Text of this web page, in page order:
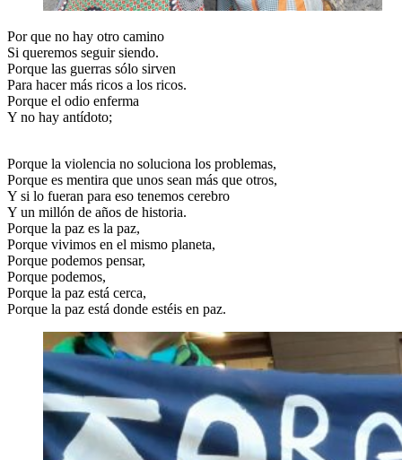
Por que no hay otro camino
Si queremos seguir siendo.
Porque las guerras sólo sirven
Para hacer más ricos a los ricos.
Porque el odio enferma
Y no hay antídoto;
Porque la violencia no soluciona los problemas,
Porque es mentira que unos sean más que otros,
Y si lo fueran para eso tenemos cerebro
Y un millón de años de historia.
Porque la paz es la paz,
Porque vivimos en el mismo planeta,
Porque podemos pensar,
Porque podemos,
Porque la paz está cerca,
Porque la paz está donde estéis en paz.